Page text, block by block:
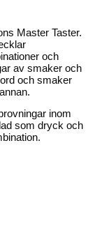
Master Taster.
och
av smaker och
och smaker
inom
som dryck och